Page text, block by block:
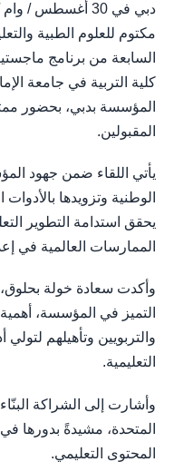
دبي في 30
مكتوم للعلوم الطبية
السابعة من برنامج ماجستير
كلية التربية في جامعة
المؤسسة بدبي، بحضور
المقبولين.
يأتي اللقاء ضمن جهود
الوطنية وتزويدها
يحقق استدامة التطوير
الممارسات العالمية في
وأكدت سعادة خولة بحلوق،
التميز في المؤسسة،
والتربويين وتأهيلهم
التعليمية.
وأشارت إلى الشراكة
المتحدة، مشيدةً بدورها في
المحتوى التعليمي.